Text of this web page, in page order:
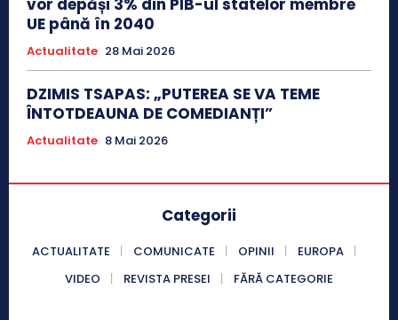
UE până în 2040
Actualitate 28 Mai 2026
DZIMIS TSAPAS: „PUTEREA SE VA TEME
ÎNTOTDEAUNA DE COMEDIANȚI”
Actualitate 8 Mai 2026
Categorii
ACTUALITATE COMUNICATE OPINII
EUROPA
VIDEO
REVISTA PRESEI FĂRĂ CATEGORIE